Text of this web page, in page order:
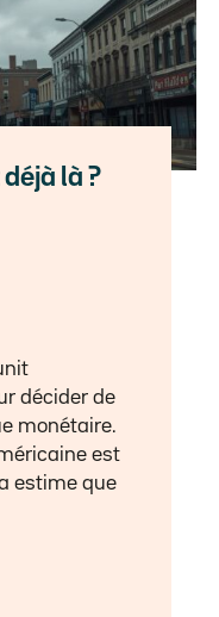
là ?
décider de
monétaire.
est
estime que